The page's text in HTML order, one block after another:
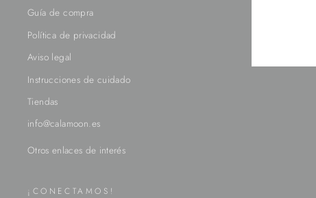
Guía de compra
Política de privacidad
Aviso legal
Instrucciones de cuidado
Tiendas
info@calamoon.es
¡CONECTAMOS!